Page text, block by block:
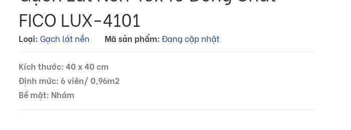
FICO LUX-4101
Loại: Gạch lát nền Mã sản phẩm: Đang cập nhật
Kích thước: 40 x 40 cm
Định mức: 6 viên/ 0,96m2
Bề mặt: Nhám